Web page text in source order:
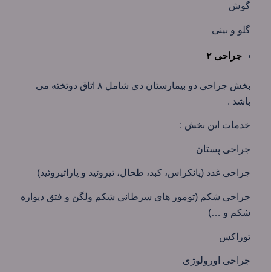
گوش
گلو و بینی
جراحی ۲
بخش جراحی دو بیمارستان دی شامل ۸ اتاق دوتخته می
باشد .
خدمات این بخش :
جراحی پستان
جراحی غدد (پانکراس، کبد، طحال، تیروئید و پاراتیروئید)
جراحی شکم (تومور های سرطانی شکم ولگن و فتق دیواره
شکم و …)
توراکس
جراحی اورولوژی